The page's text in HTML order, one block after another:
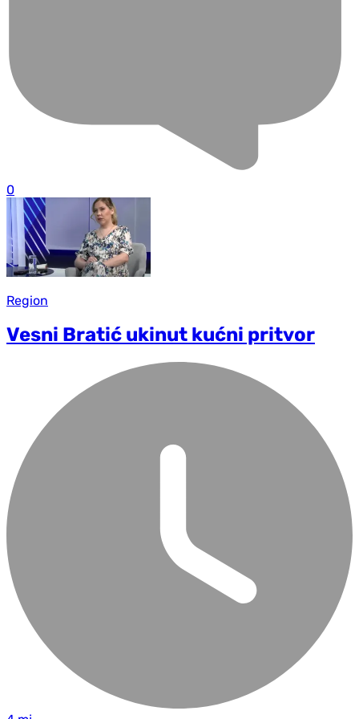
0
Region
Vesni Bratić ukinut kućni pritvor